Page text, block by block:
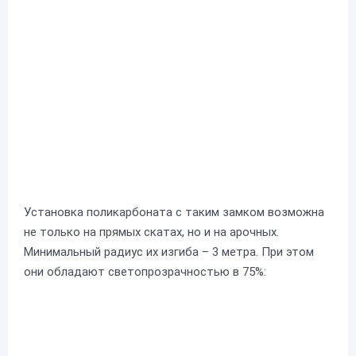
Установка поликарбоната с таким замком возможна
не только на прямых скатах, но и на арочных.
Минимальный радиус их изгиба – 3 метра. При этом
они обладают светопрозрачностью в 75%: